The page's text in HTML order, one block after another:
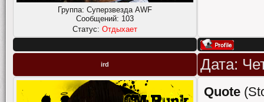
Группа: Суперзвезда AWF
Сообщений: 103
Статус: Отдыхает
ird Дата:
Quote (